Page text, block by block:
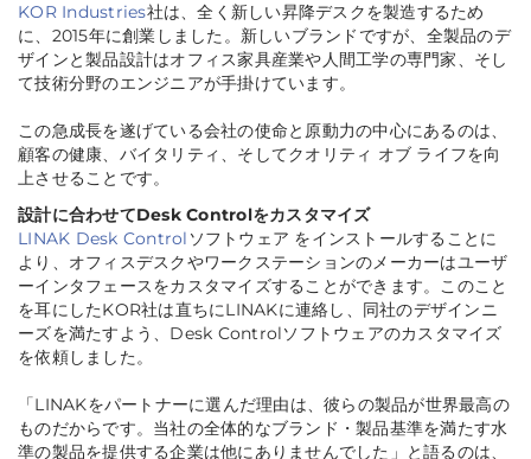
KOR Industries社は、全く新しい昇降デスクを製造するため
に、2015年に創業しました。新しいブランドですが、全製品のデ
ザインと製品設計はオフィス家具産業や人間工学の専門家、そし
て技術分野のエンジニアが手掛けています。
この急成長を遂げている会社の使命と原動力の中心にあるのは、
顧客の健康、バイタリティ、そしてクオリティ オブ ライフを向
上させることです。
設計に合わせてDesk Controlをカスタマイズ
LINAK Desk Control ソフトウェア をインストールすることに
より、オフィスデスクやワークステーションのメーカーはユーザ
ーインタフェースをカスタマイズすることができます。このこと
を耳にしたKOR社は直ちにLINAKに連絡し、同社のデザインニ
ーズを満たすよう、Desk Controlソフトウェアのカスタマイズ
を依頼しました。
「LINAKをパートナーに選んだ理由は、彼らの製品が世界最高の
ものだからです。当社の全体的なブランド・製品基準を満たす水
準の製品を提供する企業は他にありませんでした 」と語るのは、